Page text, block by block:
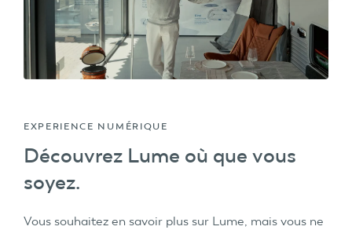
EXPERIENCE NUMÉRIQUE
Découvrez Lume où que vous
soyez.
Vous souhaitez en savoir plus sur Lume, mais vous ne